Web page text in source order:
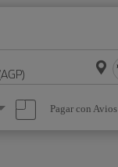
Pagar con Avios